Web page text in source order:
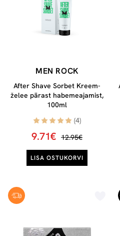
MEN ROCK
After Shave Sorbet Kreem-
želee pärast habemeajamist,
100ml
(4)
9.71€ 12.95€
LISA OSTUKORVI